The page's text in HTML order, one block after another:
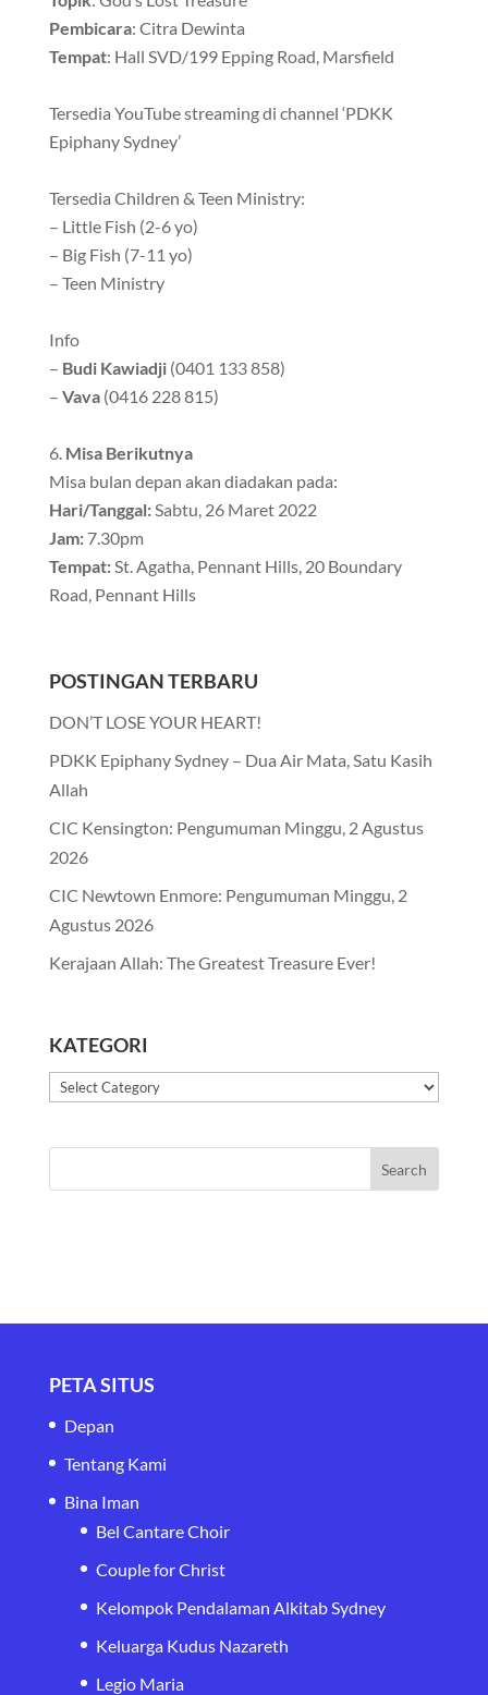
Pembicara: Citra Dewinta
Tempat: Hall SVD/199 Epping Road, Marsfield
Tersedia YouTube streaming di channel ‘PDKK
Epiphany Sydney’
Tersedia Children & Teen Ministry:
– Little Fish (2-6 yo)
– Big Fish (7-11 yo)
– Teen Ministry
Info
– Budi Kawiadji(0401 133 858)
– Vava(0416 228 815)
Misa Berikutnya
Misa bulan depan akan diadakan pada:
Hari/Tanggal:Sabtu, 26 Maret 2022
Jam:7.30pm
Tempat:St. Agatha, Pennant Hills, 20 Boundary
Road, Pennant Hills
POSTINGAN TERBARU
DON’T LOSE YOUR HEART!
PDKK Epiphany Sydney – Dua Air Mata, Satu Kasih
Allah
CIC Kensington: Pengumuman Minggu, 2 Agustus
2026
CIC Newtown Enmore: Pengumuman Minggu, 2
Agustus 2026
Kerajaan Allah: The Greatest Treasure Ever!
KATEGORI
Kategori
PETA SITUS
Depan
Tentang Kami
Bina Iman
Bel Cantare Choir
Couple for Christ
Kelompok Pendalaman Alkitab Sydney
Keluarga Kudus Nazareth
Legio Maria